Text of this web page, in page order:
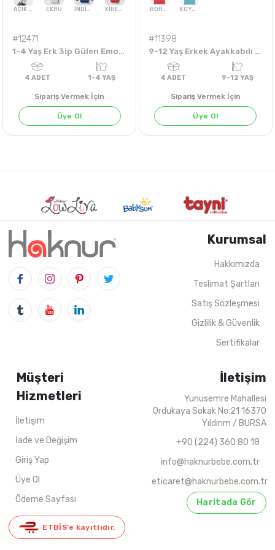
#12471
1-4 Yaş Erk 3ip Gülen Emoji Swt
4 ADET
Sipariş Vermek İçin
Üye Ol
#11398
9-12 Yaş Erkek Ayakkabılı Tshirt
ADET 9-12
Sipariş Vermek İçin
Üye Ol
Kurumsal
Hakkımızda
Teslimat Şartları
Satış Sözleşmesi
Gizlilik & Güvenlik
Sertifikalar
Müşteri
Hizmetleri
İletişim
İade ve Değişim
Giriş Yap
Üye Ol
Ödeme Sayfası
ETBİS’e kayıtlıdır.
İletişim
Yunusemre Mahallesi
Ordukaya Sokak No:21 16370
Yıldırım / BURSA
+90 (224) 360 80 18
info@haknurbebe.com.tr
eticaret@haknurbebe.com.tr
Haritada Gör